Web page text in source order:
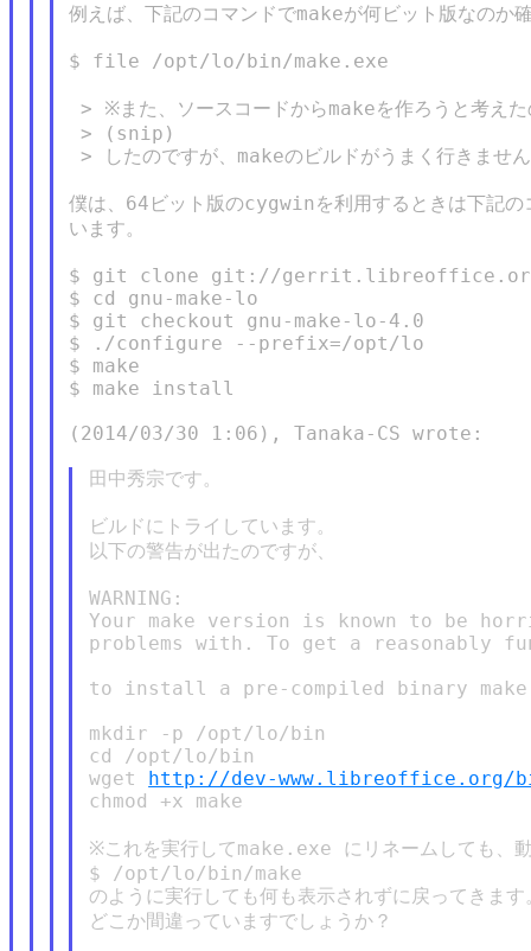
例えば、下記のコマンドでmakeが何ビット版なのか
$ file /opt/lo/bin/make.exe
> ※また、ソースコードからmakeを作ろうと考え
> (snip)
> したのですが、makeのビルドがうまく行きませ
僕は、64ビット版のcygwinを利用するときは下記の
います。
$ git clone git://
$ cd gnu-make-lo
$ git checkout gnu-make-lo-4.0
$ ./configure --prefix=/opt/lo
$ make
$ make install
(2014/03/30 1:06), Tanaka-CS wrote:
田中秀宗です。
ビルドにトライしています。
以下の警告が出たのですが、
WARNING:
Your make version is known to be
problems with. To get a reasonably
to install a pre-compiled binary
mkdir -p /opt/lo/bin
cd /opt/lo/bin
wget http://dev-www.libreoffice.org/
chmod +x make
※これを実行してmake.exe にリネームしても、
$ /opt/lo/bin/make
のように実行しても何も表示されずに戻ってきます
どこか間違っていますでしょうか？